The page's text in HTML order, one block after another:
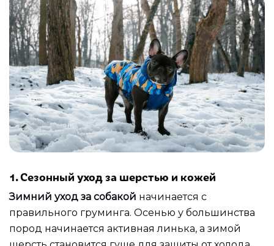
1. Сезонный уход за шерстью и кожей
Зимний уход за собакой начинается с
правильного груминга. Осенью у большинства
пород начинается активная линька, а зимой